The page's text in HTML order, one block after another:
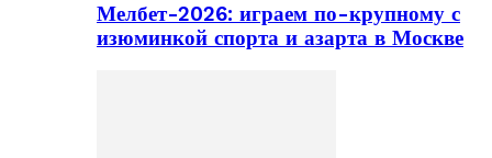
Мелбет-2026: играем по-крупному с
изюминкой спорта и азарта в Москве